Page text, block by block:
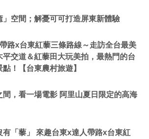
」空間；解憂可可打造屏東新體驗
路x台東紅藜三條路線～走訪全台最美
平交道＆紅藜田大玩美拍，最熱門的台
！【台東農村旅遊】
間，看一場電影 阿里山夏日限定的高海
有「藜」 來趣台東x達人帶路x台東紅